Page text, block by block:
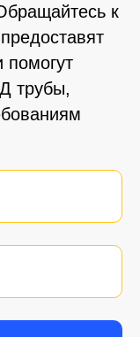
к
помогут
трубы,